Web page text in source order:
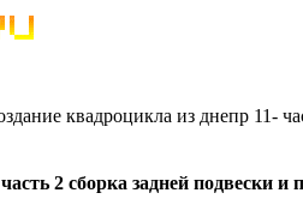
квадроцикла из днепр 11-
2 сборка задней подвески и